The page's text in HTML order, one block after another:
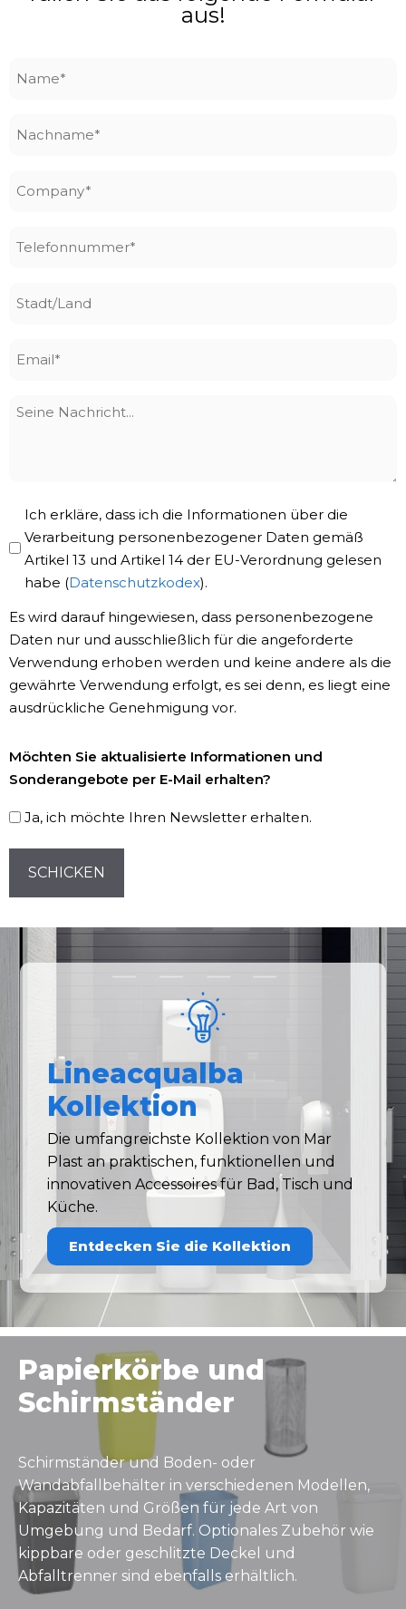
aus!
Seine
Privacy
Policy
Ich erkläre, dass ich die Informationen über die
Verarbeitung personenbezogener Daten gemäß
Artikel 13 und Artikel 14 der EU-Verordnung gelesen
habe (Datenschutzkodex).
Es wird darauf hingewiesen, dass personenbezogene
Daten nur und ausschließlich für die angeforderte
Verwendung erhoben werden und keine andere als die
gewährte Verwendung erfolgt, es sei denn, es liegt eine
ausdrückliche Genehmigung vor.
Registrierung
Möchten Sie aktualisierte Informationen und
Sonderangebote per E-Mail erhalten?
Ja, ich möchte Ihren Newsletter erhalten.
CAPTCHA
Lineacqualba
Kollektion
Die umfangreichste Kollektion von Mar
Plast an praktischen, funktionellen und
innovativen Accessoires für Bad, Tisch und
Küche.
Entdecken Sie die Kollektion
Papierkörbe und
Schirmständer
Schirmständer und Boden- oder
Wandabfallbehälter in verschiedenen Modellen,
Kapazitäten und Größen für jede Art von
Umgebung und Bedarf. Optionales Zubehör wie
kippbare oder geschlitzte Deckel und
Abfalltrenner sind ebenfalls erhältlich.